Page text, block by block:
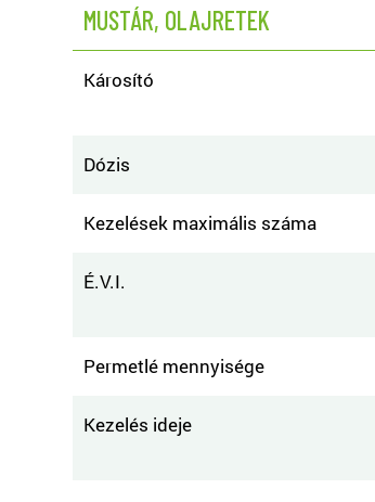
MUSTÁR, OLAJRETEK
Károsító
Dózis
Kezelések maximális száma
É.V.I.
Permetlé mennyisége
Kezelés ideje